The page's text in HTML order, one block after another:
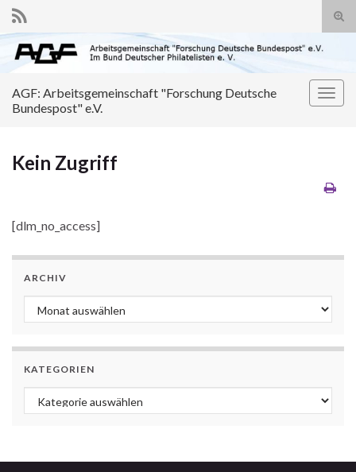
Search for:
AGF: Arbeitsgemeinschaft "Forschung Deutsche
Bundespost" e.V.
Kein Zugriff
[dlm_no_access]
ARCHIV
Archiv
KATEGORIEN
Kategorien